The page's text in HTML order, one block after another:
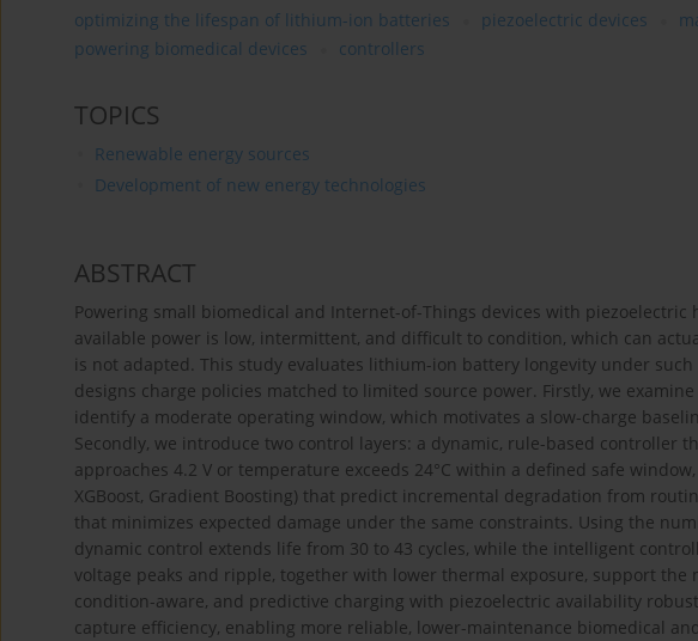
optimizing the lifespan of lithium-ion batteries piezoelectric devices
powering biomedical devices
controllers
TOPICS
Renewable energy sources
Development of new energy technologies
ABSTRACT
Powering small biomedical and Internet-of-Things devices with piezoelectric
available power is low, intermittent, and difficult to condition, which can
is not adapted. This study evaluates lithium-ion battery longevity under such
designs charge policies matched to limited source power. Firstly, we
identify a moderate operating window, which motivates a slow-charge
Secondly, we introduce two control layers: a dynamic, rule-based controller
approaches 4.2 V or temperature exceeds 24°C within a defined safe
XGBoost, Gradient Boosting) that predict incremental degradation from
that minimizes expected damage under the same constraints. Using the
dynamic control extends life from 30 to 43 cycles, while the intelligent
voltage peaks and ripple, together with lower thermal exposure, support the
condition-aware, and predictive charging with piezoelectric availability
capture efficiency, enabling more reliable, lower-maintenance biomedical